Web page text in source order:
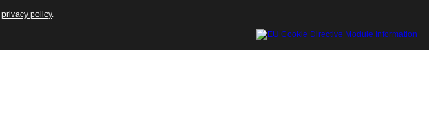
privacy policy.
privacy policy.